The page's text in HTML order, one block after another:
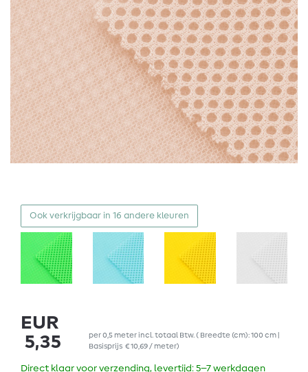
Ook verkrijgbaar in 16 andere kleuren
EUR
5,35
per0,5 meterincl. totaal Btw. ( Breedte (cm): 100 cm |
Basisprijs€ 10,69 / meter)
Direct klaar voor verzending, levertijd: 5–7 werkdagen